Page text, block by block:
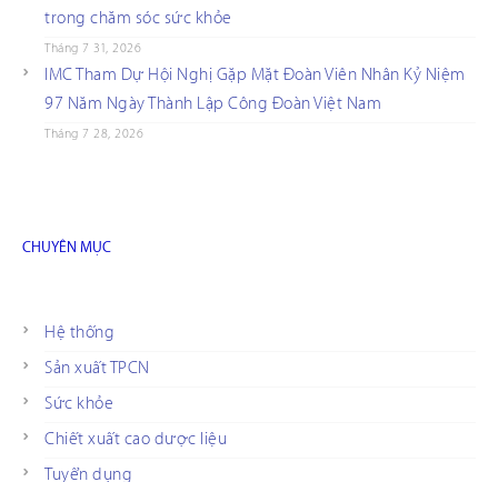
trong chăm sóc sức khỏe
Tháng 7 31, 2026
IMC Tham Dự Hội Nghị Gặp Mặt Đoàn Viên Nhân Kỷ Niệm
97 Năm Ngày Thành Lập Công Đoàn Việt Nam
Tháng 7 28, 2026
CHUYÊN MỤC
Hệ thống
Sản xuất TPCN
Sức khỏe
Chiết xuất cao dược liệu
Tuyển dụng